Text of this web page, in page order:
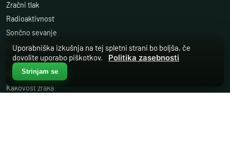
Uporabniška izkušnja na tej spletni strani bo boljša, če
dovolite uporabo piškotkov.
Politika zasebnosti
Strinjam se
Zračni tlak
Radioaktivnost
Sončno sevanje
Vidljivost
Trenutno vreme
Nivo vode
Kakovost zraka